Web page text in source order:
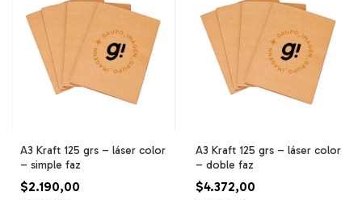
A3 Kraft 125 grs – láser color
– simple faz
$2.190,00
A3 Kraft 125 grs – láser color
– doble faz
$4.372,00